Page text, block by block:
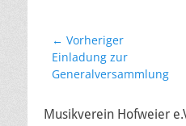
Beitragsnavigation
← Vorheriger
Vorheriger
Beitrag:
Einladung zur
Generalversammlung
Musikverein Hofweier